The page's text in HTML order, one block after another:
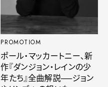
PROMOTIOM
ポール・マッカートニー、新
作『ダンジョン・レインの少
年たち』全曲解説──ジョン